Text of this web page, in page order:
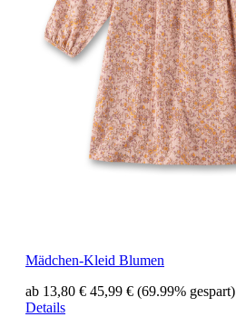
Mädchen-Kleid Blumen
ab 13,80 € 45,99 € (69.99% gespart)
Details